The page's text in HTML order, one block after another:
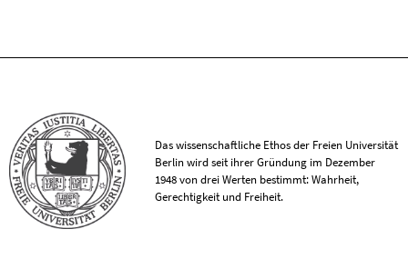
Das wissenschaftliche Ethos der Freien Universität
Berlin wird seit ihrer Gründung im Dezember
1948 von drei Werten bestimmt: Wahrheit,
Gerechtigkeit und Freiheit.